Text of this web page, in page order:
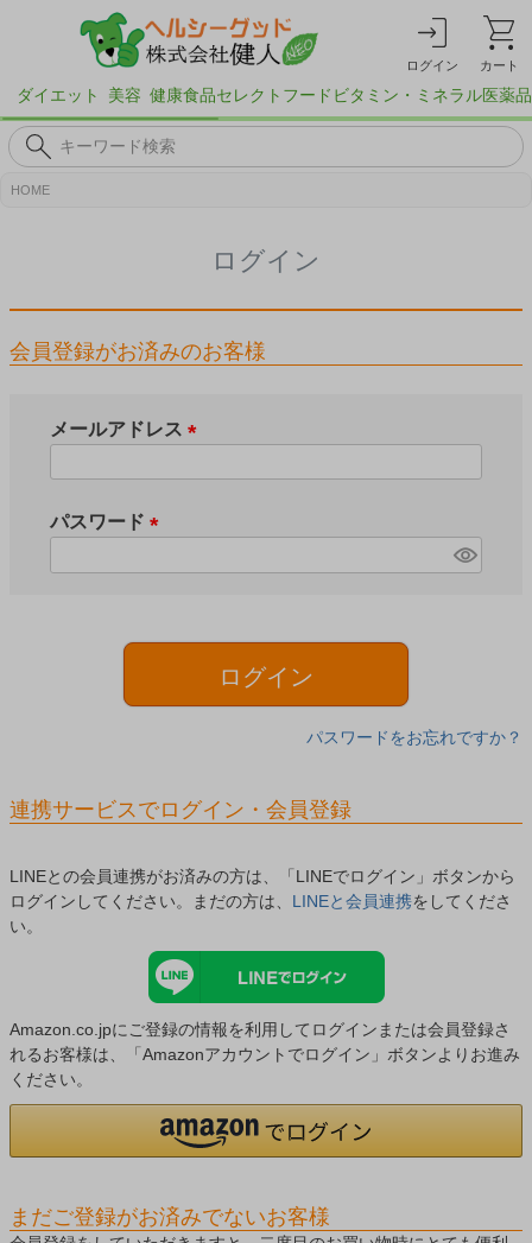
ログイン カート
ダイエット 美容 健康食品セレクトフード ビタミン・ミネラル医薬品
HOME
ログイン
会員登録がお済みのお客様
メールアドレス
パスワード
)
ログイン
パスワードをお忘れですか？
連携サービスでログイン・会員登録
LINEとの会員連携がお済みの方は、「LINEでログイン」ボタンから
ログインしてください。まだの方は、 LINEと会員連携をしてくださ
い。
Amazon.co.jpにご登録の情報を利用してログインまたは会員登録さ
れるお客様は、「Amazonアカウントでログイン」ボタンよりお進み
ください。
まだご登録がお済みでないお客様